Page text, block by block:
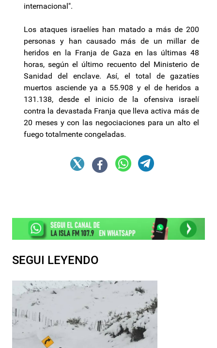
internacional".
Los ataques israelíes han matado a más de 200
personas y han causado más de un millar de
heridos en la Franja de Gaza en las últimas 48
horas, según el último recuento del Ministerio de
Sanidad del enclave. Así, el total de gazatíes
muertos asciende ya a 55.908 y el de heridos a
131.138, desde el inicio de la ofensiva israelí
contra la devastada Franja que lleva activa más de
20 meses y con las negociaciones para un alto el
fuego totalmente congeladas.
SEGUI LEYENDO